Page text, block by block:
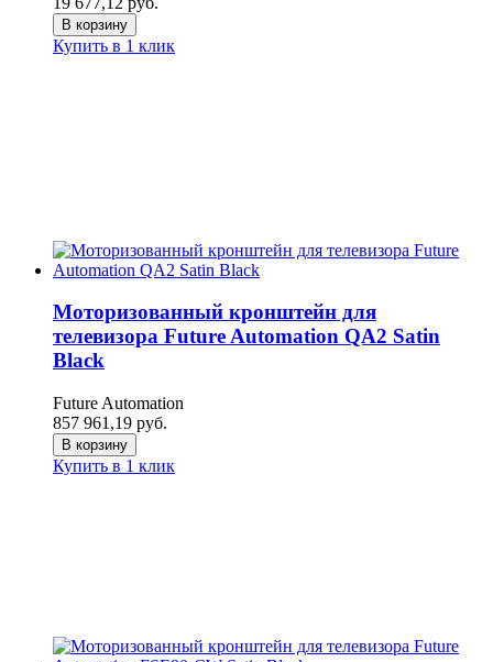
В корзину
Купить в 1 клик
Моторизованный кронштейн для
телевизора Future Automation QA2 Satin
Black
Future Automation
857 961,19 руб.
В корзину
Купить в 1 клик